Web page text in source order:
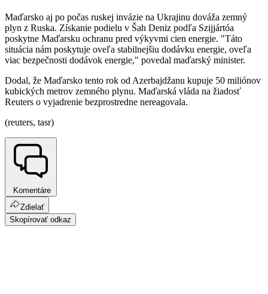
Maďarsko aj po počas ruskej invázie na Ukrajinu dováža zemný
plyn z Ruska. Získanie podielu v Šah Deniz podľa Szijjártóa
poskytne Maďarsku ochranu pred výkyvmi cien energie. "Táto
situácia nám poskytuje oveľa stabilnejšiu dodávku energie, oveľa
viac bezpečnosti dodávok energie," povedal maďarský minister.
Dodal, že Maďarsko tento rok od Azerbajdžanu kupuje 50 miliónov
kubických metrov zemného plynu. Maďarská vláda na žiadosť
Reuters o vyjadrenie bezprostredne nereagovala.
(reuters, tasr)
Komentáre
Zdielať
Skopírovať odkaz